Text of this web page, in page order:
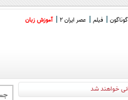
گوناگون فیلم عصر ایران 2 آموزش زبان
خواهند شد